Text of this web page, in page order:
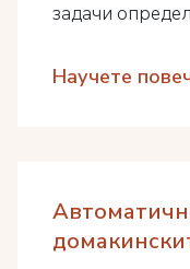
задачи
Научете